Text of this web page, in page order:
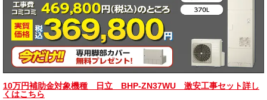
10万円補助金対象機種 日立 BHP-ZN37WU 激安工事セット詳し
くはこちら